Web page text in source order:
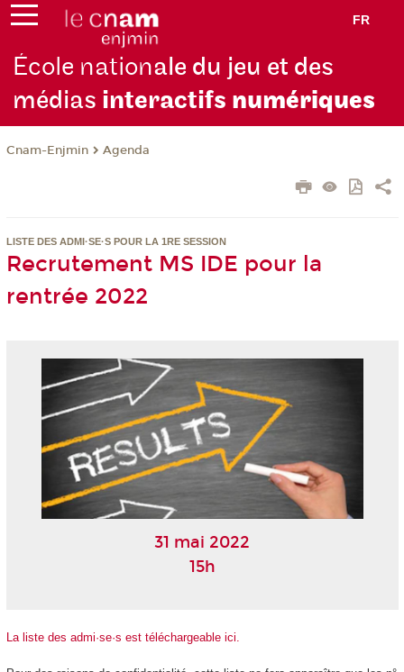
FR
École nationale du jeu et des
médias interactifs numériques
Cnam-Enjmin Agenda
LISTE DES ADMI·SE·S POUR LA 1RE SESSION
Recrutement MS IDE pour la
rentrée 2022
31 mai 2022
15h
La liste des admi·se·s est téléchargeable ici.